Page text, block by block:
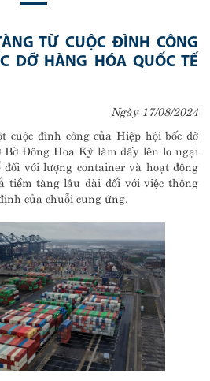
TỪ CUỘC ĐÌNH CÔNG
DỠ HÀNG HÓA QUỐC TẾ
Ngày 17/08/2024
cuộc đình công của Hiệp hội bốc dỡ
Đông Hoa Kỳ làm dấy lên lo ngại
với lượng container và hoạt động
tiềm tàng lâu dài đối với việc thông
của chuỗi cung ứng.